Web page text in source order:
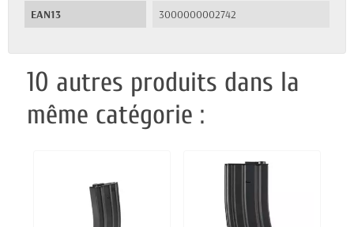
EAN13 3000000002742
10 autres produits dans la
même catégorie :